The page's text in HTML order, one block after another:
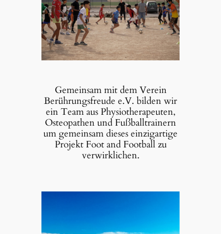
Gemeinsam mit dem Verein
Berührungsfreude e.V. bilden wir
ein Team aus Physiotherapeuten,
Osteopathen und Fußballtrainern
um gemeinsam dieses einzigartige
Projekt Foot and Football zu
verwirklichen.